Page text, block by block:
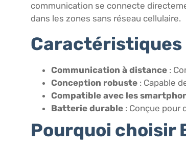
communication se connecte
dans les zones sans réseau cellulaire.
Caractéristiques
Communication à distance :
Conception robuste : Capable
Compatible avec les
Batterie durable : Conçue pour
Pourquoi choisir